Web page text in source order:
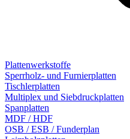
Plattenwerkstoffe
Sperrholz- und Furnierplatten
Tischlerplatten
Multiplex und Siebdruckplatten
Spanplatten
MDF / HDF
OSB / ESB / Funderplan